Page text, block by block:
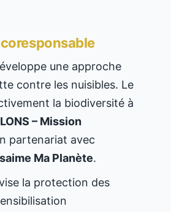
une approche
contre les nuisibles. Le
la biodiversité à
– Mission
partenariat avec
Ma Planète.
la protection des